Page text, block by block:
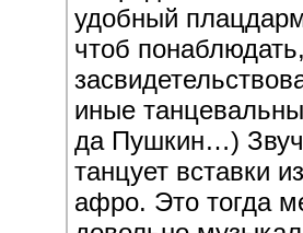
удобный
чтоб
иные
да Пушкин…)
танцует вставки
афро. Это тогда